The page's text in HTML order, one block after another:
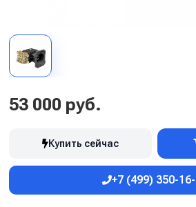
53 000 руб.
Купить сейчас
+7 (499) 350-